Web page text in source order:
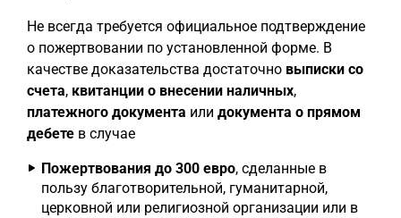
Не всегда требуется официальное подтверждение
о пожертвовании по установленной форме. В
качестве доказательства достаточно выписки со
счета, квитанции о внесении наличных,
платежного документа или документа о прямом
дебете в случае
Пожертвования до 300 евро, сделанные в
пользу благотворительной, гуманитарной,
церковной или религиозной организации или в